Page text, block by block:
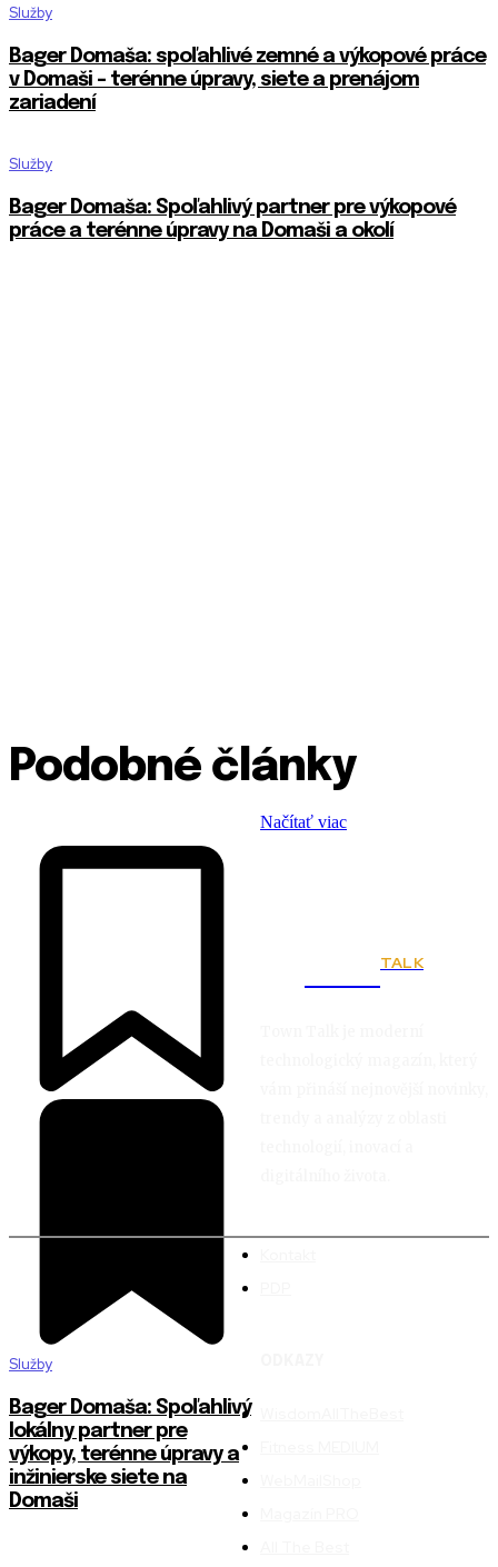
Služby
Bager Domaša: spoľahlivé zemné a výkopové práce
v Domaši – terénne úpravy, siete a prenájom
zariadení
Služby
Bager Domaša: Spoľahlivý partner pre výkopové
práce a terénne úpravy na Domaši a okolí
Podobné články
Služby
Bager Domaša: Spoľahlivý
lokálny partner pre
výkopy, terénne úpravy a
inžinierske siete na
Domaši
Načítať viac
TALK